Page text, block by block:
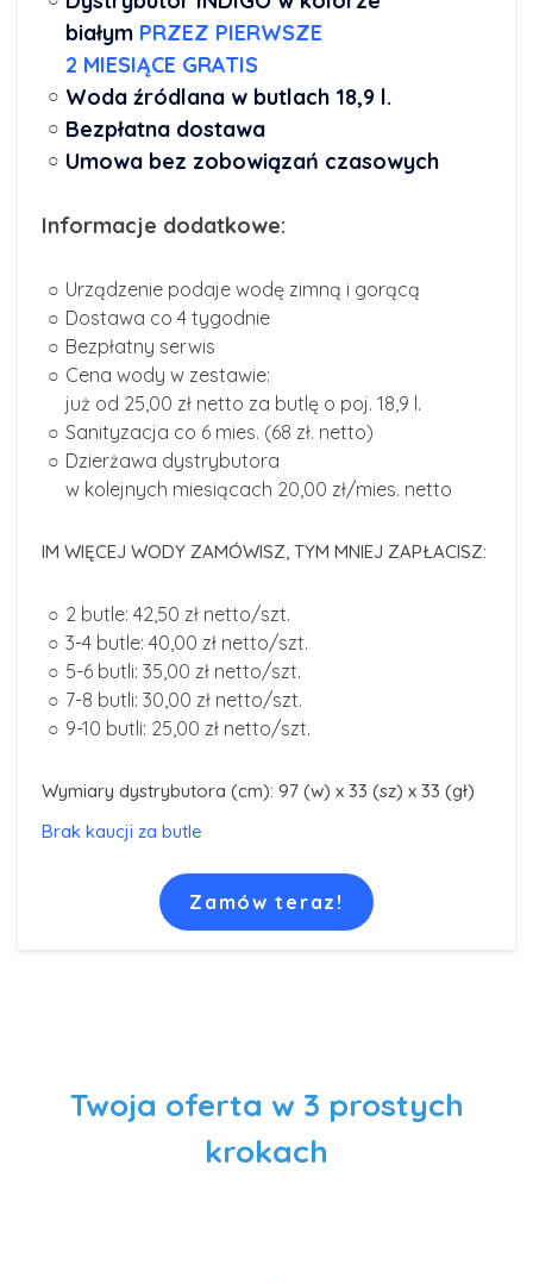
białym PRZEZ PIERWSZE
2 MIESIĄCE GRATIS
Woda źródlana w butlach 18,9 l.
Bezpłatna dostawa
Umowa bez zobowiązań czasowych
Informacje dodatkowe:
Urządzenie podaje wodę zimną i gorącą
Dostawa co 4 tygodnie
Bezpłatny serwis
Cena wody w zestawie:
już od 25,00 zł netto za butlę o poj. 18,9 l.
Sanityzacja co 6 mies. (68 zł. netto)
Dzierżawa dystrybutora
w kolejnych miesiącach 20,00 zł/mies. netto
IM WIĘCEJ WODY ZAMÓWISZ, TYM MNIEJ ZAPŁACISZ:
2 butle: 42,50 zł netto/szt.
3-4 butle: 40,00 zł netto/szt.
5-6 butli: 35,00 zł netto/szt.
7-8 butli: 30,00 zł netto/szt.
9-10 butli: 25,00 zł netto/szt.
Wymiary dystrybutora (cm): 97 (w) x 33 (sz) x 33 (gł)
Brak kaucji za butle
Zamów teraz!
Twoja oferta w 3 prostych
krokach